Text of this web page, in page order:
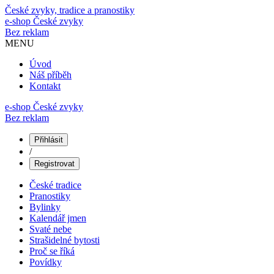
České zvyky, tradice a pranostiky
e-shop České zvyky
Bez reklam
MENU
Úvod
Náš příběh
Kontakt
e-shop České zvyky
Bez reklam
Přihlásit
/
Registrovat
České tradice
Pranostiky
Bylinky
Kalendář jmen
Svaté nebe
Strašidelné bytosti
Proč se říká
Povídky